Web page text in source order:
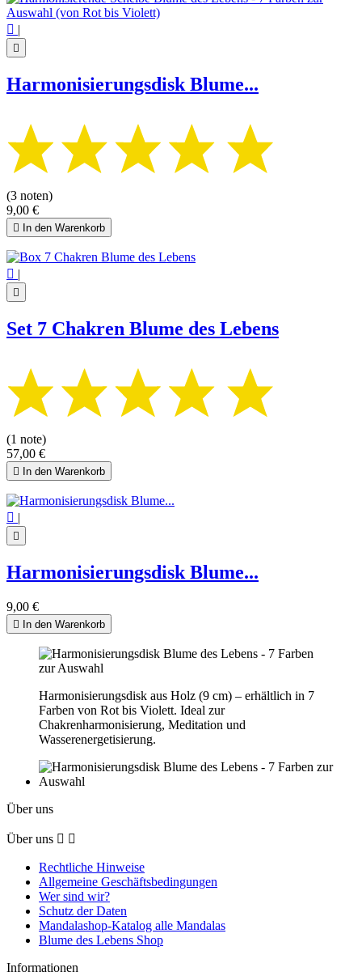
 |

Harmonisierungsdisk Blume...
(3 noten)
9,00 €
 In den Warenkorb
 |

Set 7 Chakren Blume des Lebens
(1 note)
57,00 €
 In den Warenkorb
 |

Harmonisierungsdisk Blume...
9,00 €
 In den Warenkorb
Harmonisierungsdisk aus Holz (9 cm) – erhältlich in 7
Farben von Rot bis Violett. Ideal zur
Chakrenharmonisierung, Meditation und
Wasserenergetisierung.
Über uns
Über uns  
Rechtliche Hinweise
Allgemeine Geschäftsbedingungen
Wer sind wir?
Schutz der Daten
Mandalashop-Katalog alle Mandalas
Blume des Lebens Shop
Informationen